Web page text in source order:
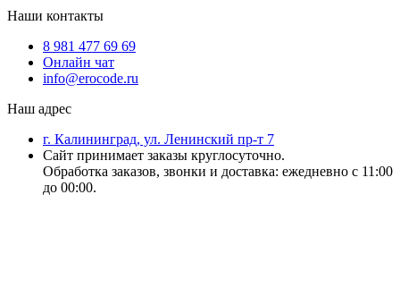
Наши контакты
8 981 477 69 69
Онлайн чат
info@erocode.ru
Наш адрес
г. Калининград, ул. Ленинский пр-т 7
Сайт принимает заказы круглосуточно.
Обработка заказов, звонки и доставка: ежедневно с 11:00
до 00:00.